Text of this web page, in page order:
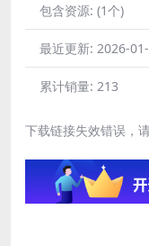
包含资源: (1个)
最近更新: 2026-
累计销量: 213
下载链接失效错误，